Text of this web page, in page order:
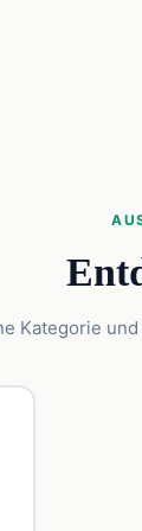
Kategorie